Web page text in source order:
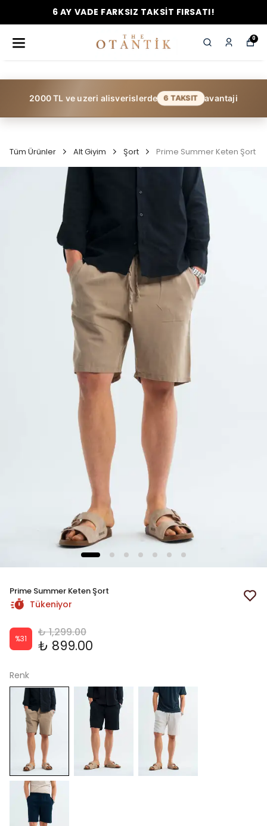
6 AY VADE FARKSIZ TAKSİT FIRSATI!
0
2000 TL ve uzeri alisverislerde 6 TAKSIT avantaji
Tüm Ürünler Alt Giyim Şort Prime Summer Keten Şort
Prime Summer Keten Şort
Tükeniyor
%31 ₺ 1,299.00
₺ 899.00
Renk